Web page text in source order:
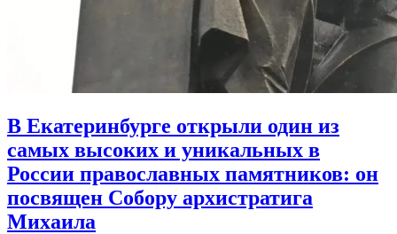
В Екатеринбурге открыли один из
самых высоких и уникальных в
России православных памятников: он
посвящен Собору архистратига
Михаила